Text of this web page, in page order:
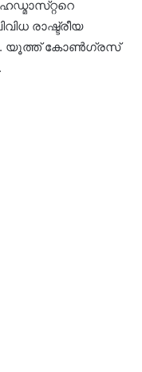
രാഷ്ട്രീയ
യൂത്ത് കോൺഗ്രസ്